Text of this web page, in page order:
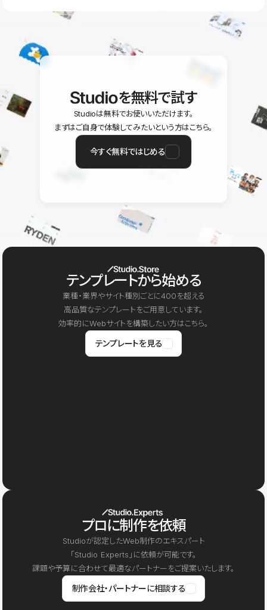
ユーザー同士で質問・相談できるコミュニティもご利用ください。
を無料で試す
Studioは無料でお使いいただけます。
まずはご自身で体験してみたいという方はこちら。
今すぐ無料ではじめる
テンプレートから始める
業種・業界やサイト種別ごとに400を超える
高品質なテンプレートをご用意しています。
効率的にWebサイトを構築したい方はこちら。
テンプレートを見る
プロに制作を依頼
Studioが認定したWeb制作のエキスパート
「Studio Experts」に依頼が可能です。
課題や予算に合わせて最適なパートナーをご提案いたします。
制作会社・パートナーに相談する